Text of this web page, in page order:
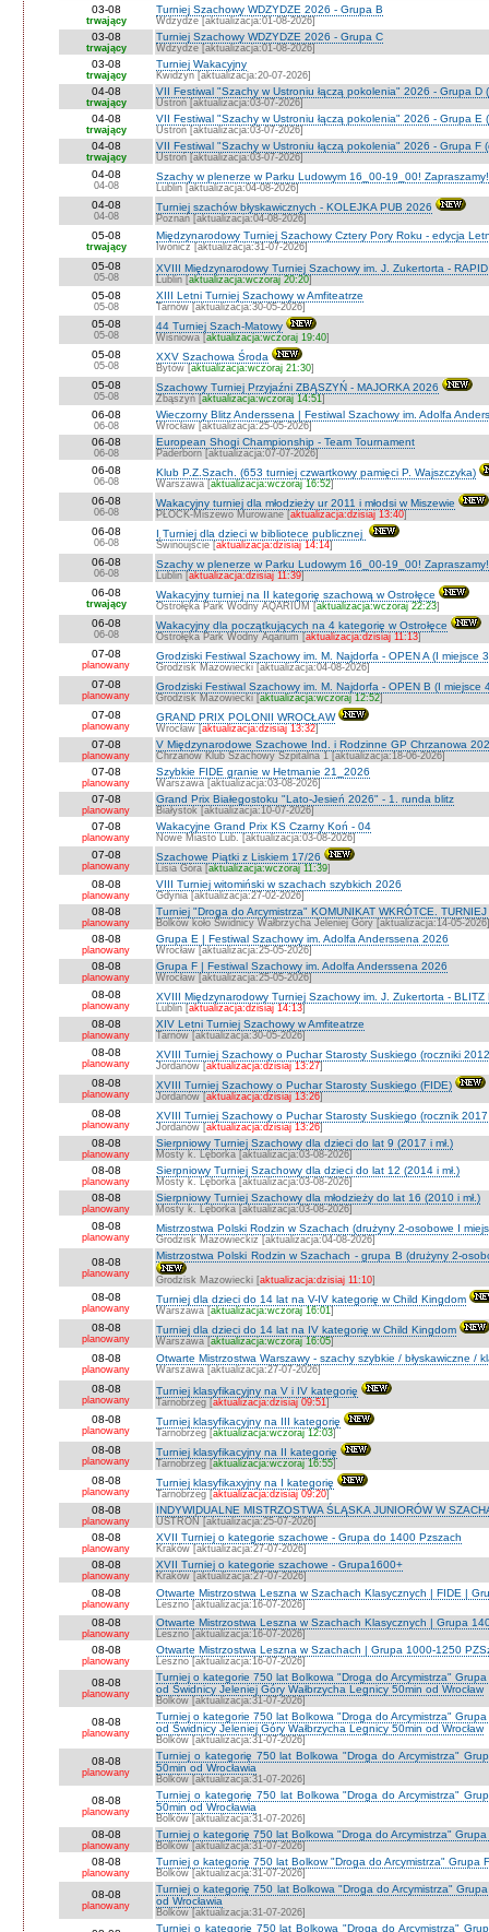
03-08
trwający
Turniej Szachowy WDZYDZE 2026 - Grupa B
Wdzydze [aktualizacja:01-08-2026]
03-08
trwający
Turniej Szachowy WDZYDZE 2026 - Grupa C
Wdzydze [aktualizacja:01-08-2026]
03-08
trwający
Turniej Wakacyjny
Kwidzyn [aktualizacja:20-07-2026]
04-08
trwający
VII Festiwal "Szachy w Ustroniu łączą pokolenia" 2026 - Grupa D
Ustroń [aktualizacja:03-07-2026]
04-08
trwający
VII Festiwal "Szachy w Ustroniu łączą pokolenia" 2026 - Grupa E
Ustroń [aktualizacja:03-07-2026]
04-08
trwający
VII Festiwal "Szachy w Ustroniu łączą pokolenia" 2026 - Grupa F
Ustroń [aktualizacja:03-07-2026]
04-08
04-08
Szachy w plenerze w Parku Ludowym 16_00-19_00! Zapraszamy!
Lublin [aktualizacja:04-08-2026]
04-08
04-08
Turniej szachów błyskawicznych - KOLEJKA PUB 2026
Poznań [aktualizacja:04-08-2026]
05-08
trwający
Międzynarodowy Turniej Szachowy Cztery Pory Roku - edycja
Iwonicz [aktualizacja:31-07-2026]
05-08
05-08
XVIII Międzynarodowy Turniej Szachowy im. J. Zukertorta -
Lublin [aktualizacja:wczoraj 20:20]
05-08
05-08
XIII Letni Turniej Szachowy w Amfiteatrze
Tarnów [aktualizacja:30-05-2026]
05-08
05-08
44 Turniej Szach-Matowy
Wiśniowa [aktualizacja:wczoraj 19:40]
05-08
05-08
XXV Szachowa Środa
Bytów [aktualizacja:wczoraj 21:30]
05-08
05-08
Szachowy Turniej Przyjaźni ZBĄSZYŃ - MAJORKA 2026
Zbąszyń [aktualizacja:wczoraj 14:51]
06-08
06-08
Wieczorny Blitz Anderssena | Festiwal Szachowy im. Adolfa
Wrocław [aktualizacja:25-05-2026]
06-08
06-08
European Shogi Championship - Team Tournament
Paderborn [aktualizacja:07-07-2026]
06-08
06-08
Klub P.Z.Szach. (653 turniej czwartkowy pamięci P. Wajszczyka)
Warszawa [aktualizacja:wczoraj 16:52]
06-08
06-08
Wakacyjny turniej dla młodzieży ur 2011 i młodsi w Miszewie
PŁOCK-Miszewo Murowane [aktualizacja:dzisiaj 13:40]
06-08
06-08
I Turniej dla dzieci w bibliotece publicznej
Świnoujście [aktualizacja:dzisiaj 14:14]
06-08
06-08
Szachy w plenerze w Parku Ludowym 16_00-19_00! Zapraszamy!
Lublin [aktualizacja:dzisiaj 11:39]
06-08
trwający
Wakacyjny turniej na II kategorię szachową w Ostrołęce
Ostrołęka Park Wodny AQARIUM [aktualizacja:wczoraj 22:23]
06-08
06-08
Wakacyjny dla początkujących na 4 kategorię w Ostrołęce
Ostrołęka Park Wodny Aqarium [aktualizacja:dzisiaj 11:13]
07-08
planowany
Grodziski Festiwal Szachowy im. M. Najdorfa - OPEN A (I miejsce
Grodzisk Mazowiecki [aktualizacja:04-08-2026]
07-08
planowany
Grodziski Festiwal Szachowy im. M. Najdorfa - OPEN B (I miejsce
Grodzisk Mazowiecki [aktualizacja:wczoraj 12:52]
07-08
planowany
GRAND PRIX POLONII WROCŁAW
Wrocław [aktualizacja:dzisiaj 13:32]
07-08
planowany
V Międzynarodowe Szachowe Ind. i Rodzinne GP Chrzanowa
Chrzanów Klub Szachowy Szpitalna 1 [aktualizacja:18-06-2026]
07-08
planowany
Szybkie FIDE granie w Hetmanie 21_2026
Warszawa [aktualizacja:03-08-2026]
07-08
planowany
Grand Prix Białegostoku "Lato-Jesień 2026" - 1. runda blitz
Białystok [aktualizacja:10-07-2026]
07-08
planowany
Wakacyjne Grand Prix KS Czarny Koń - 04
Nowe Miasto Lub. [aktualizacja:03-08-2026]
07-08
planowany
Szachowe Piątki z Liskiem 17/26
Lisia Góra [aktualizacja:wczoraj 11:39]
08-08
planowany
VIII Turniej witomiński w szachach szybkich 2026
Gdynia [aktualizacja:27-02-2026]
08-08
planowany
Turniej "Droga do Arcymistrza" KOMUNIKAT WKRÓTCE.
Bolków koło Świdnicy Wałbrzycha Jeleniej Góry [aktualizacja:14-05-2026]
08-08
planowany
Grupa E | Festiwal Szachowy im. Adolfa Anderssena 2026
Wrocław [aktualizacja:25-05-2026]
08-08
planowany
Grupa F | Festiwal Szachowy im. Adolfa Anderssena 2026
Wrocław [aktualizacja:25-05-2026]
08-08
planowany
XVIII Międzynarodowy Turniej Szachowy im. J. Zukertorta -
Lublin [aktualizacja:dzisiaj 14:13]
08-08
planowany
XIV Letni Turniej Szachowy w Amfiteatrze
Tarnów [aktualizacja:30-05-2026]
08-08
planowany
XVIII Turniej Szachowy o Puchar Starosty Suskiego (roczniki
Jordanów [aktualizacja:dzisiaj 13:27]
08-08
planowany
XVIII Turniej Szachowy o Puchar Starosty Suskiego (FIDE)
Jordanów [aktualizacja:dzisiaj 13:26]
08-08
planowany
XVIII Turniej Szachowy o Puchar Starosty Suskiego (rocznik 2017
Jordanów [aktualizacja:dzisiaj 13:26]
08-08
planowany
Sierpniowy Turniej Szachowy dla dzieci do lat 9 (2017 i mł.)
Mosty k. Lęborka [aktualizacja:03-08-2026]
08-08
planowany
Sierpniowy Turniej Szachowy dla dzieci do lat 12 (2014 i mł.)
Mosty k. Lęborka [aktualizacja:03-08-2026]
08-08
planowany
Sierpniowy Turniej Szachowy dla młodzieży do lat 16 (2010 i mł.)
Mosty k. Lęborka [aktualizacja:03-08-2026]
08-08
planowany
Mistrzostwa Polski Rodzin w Szachach (drużyny 2-osobowe I
Grodzisk Mazowieckiz [aktualizacja:04-08-2026]
08-08
planowany
Mistrzostwa Polski Rodzin w Szachach - grupa B (drużyny 2-
Grodzisk Mazowiecki [aktualizacja:dzisiaj 11:10]
08-08
planowany
Turniej dla dzieci do 14 lat na V-IV kategorię w Child Kingdom
Warszawa [aktualizacja:wczoraj 16:01]
08-08
planowany
Turniej dla dzieci do 14 lat na IV kategorię w Child Kingdom
Warszawa [aktualizacja:wczoraj 16:05]
08-08
planowany
Otwarte Mistrzostwa Warszawy - szachy szybkie / błyskawiczne /
Warszawa [aktualizacja:27-07-2026]
08-08
planowany
Turniej klasyfikacyjny na V i IV kategorię
Tarnobrzeg [aktualizacja:dzisiaj 09:51]
08-08
planowany
Turniej klasyfikacyjny na III kategorię
Tarnobrzeg [aktualizacja:wczoraj 12:03]
08-08
planowany
Turniej klasyfikacyjny na II kategorię
Tarnobrzeg [aktualizacja:wczoraj 16:55]
08-08
planowany
Turniej klasyfikaxyjny na I kategorię
Tarnobrzeg [aktualizacja:dzisiaj 09:20]
08-08
planowany
INDYWIDUALNE MISTRZOSTWA ŚLĄSKA JUNIORÓW W
USTROŃ [aktualizacja:25-07-2026]
08-08
planowany
XVII Turniej o kategorie szachowe - Grupa do 1400 Pzszach
Kraków [aktualizacja:27-07-2026]
08-08
planowany
XVII Turniej o kategorie szachowe - Grupa1600+
Kraków [aktualizacja:27-07-2026]
08-08
planowany
Otwarte Mistrzostwa Leszna w Szachach Klasycznych | FIDE |
Leszno [aktualizacja:16-07-2026]
08-08
planowany
Otwarte Mistrzostwa Leszna w Szachach Klasycznych | Grupa
Leszno [aktualizacja:16-07-2026]
08-08
planowany
Otwarte Mistrzostwa Leszna w Szachach | Grupa 1000-1250
Leszno [aktualizacja:16-07-2026]
08-08
planowany
Turniej o kategorie 750 lat Bolkowa "Droga do Arcymistrza"
od Świdnicy Jeleniej Góry Wałbrzycha Legnicy 50min od Wrocław
Bolków [aktualizacja:31-07-2026]
08-08
planowany
Turniej o kategorie 750 lat Bolkowa "Droga do Arcymistrza"
od Świdnicy Jeleniej Góry Wałbrzycha Legnicy 50min od Wrocław
Bolków [aktualizacja:31-07-2026]
08-08
planowany
Turniej o kategorię 750 lat Bolkowa "Droga do Arcymistrza"
50min od Wrocławia
Bolków [aktualizacja:31-07-2026]
08-08
planowany
Turniej o kategorię 750 lat Bolkowa "Droga do Arcymistrza"
50min od Wrocławia
Bolków [aktualizacja:31-07-2026]
08-08
planowany
Turniej o kategorię 750 lat Bolkowa "Droga do Arcymistrza"
Bolków [aktualizacja:31-07-2026]
08-08
planowany
Turniej o kategorię 750 lat Bolkow "Droga do Arcymistrza" Grupa
Bolków [aktualizacja:31-07-2026]
08-08
planowany
Turniej o kategorię 750 lat Bolkowa "Droga do Arcymistrza"
od Wrocławia
Bolków [aktualizacja:31-07-2026]
Turniej o kategorię 750 lat Bolkowa "Droga do Arcymistrza"